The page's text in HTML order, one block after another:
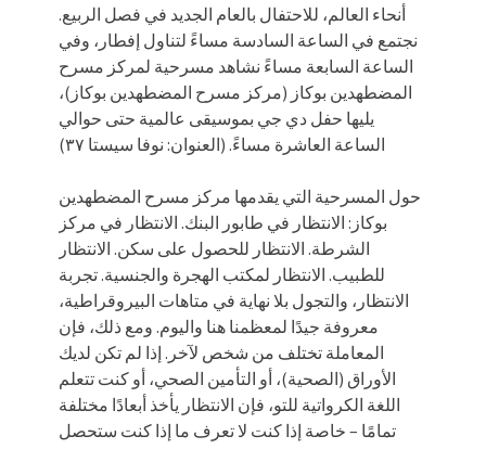
أنحاء العالم، للاحتفال بالعام الجديد في فصل الربيع.
نجتمع في الساعة السادسة مساءً لتناول إفطار، وفي
الساعة السابعة مساءً نشاهد مسرحية لمركز مسرح
المضطهدين بوكاز (مركز مسرح المضطهدين بوكاز)،
يليها حفل دي جي بموسيقى عالمية حتى حوالي
الساعة العاشرة مساءً. (العنوان: نوفا سيستا ٣٧)
حول المسرحية التي يقدمها مركز مسرح المضطهدين
بوكاز: الانتظار في طابور البنك. الانتظار في مركز
الشرطة. الانتظار للحصول على سكن. الانتظار
للطبيب. الانتظار لمكتب الهجرة والجنسية. تجربة
الانتظار، والتجول بلا نهاية في متاهات البيروقراطية،
معروفة جيدًا لمعظمنا هنا واليوم. ومع ذلك، فإن
المعاملة تختلف من شخص لآخر. إذا لم تكن لديك
الأوراق (الصحية)، أو التأمين الصحي، أو كنت تتعلم
اللغة الكرواتية للتو، فإن الانتظار يأخذ أبعادًا مختلفة
تمامًا – خاصة إذا كنت لا تعرف ما إذا كنت ستحصل